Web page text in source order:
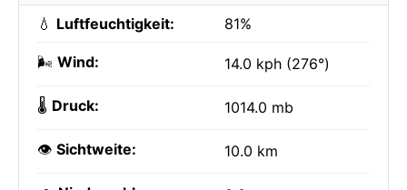
💧 Luftfeuchtigkeit: 81%
🌬️ Wind: 14.0 kph (276°)
🌡️ Druck: 1014.0 mb
👁️ Sichtweite: 10.0 km